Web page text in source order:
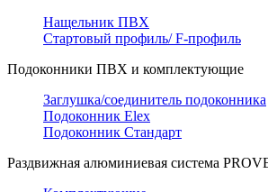
Нащельник ПВХ
Стартовый профиль/ F-профиль
Подоконники ПВХ и комплектующие
Заглушка/соединитель подоконника
Подоконник Elex
Подоконник Стандарт
Раздвижная алюминиевая система